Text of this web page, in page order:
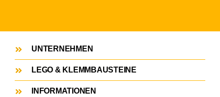
UNTERNEHMEN
LEGO & KLEMMBAUSTEINE
INFORMATIONEN